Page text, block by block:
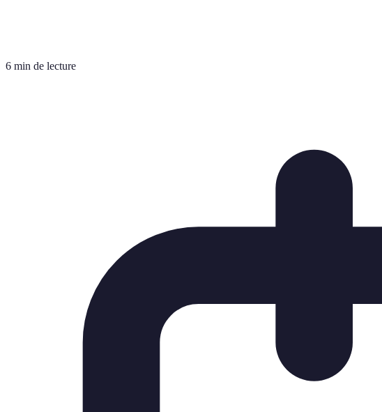
6 min de lecture